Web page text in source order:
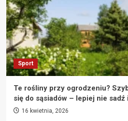
Sport
Te rośliny przy ogrodzeniu?
się do sąsiadów – lepiej nie sadź
16 kwietnia, 2026